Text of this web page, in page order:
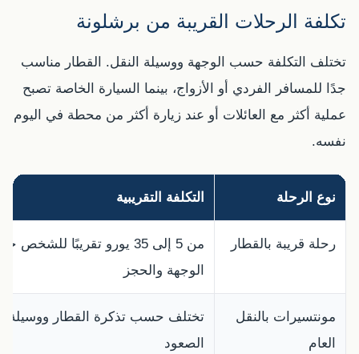
تكلفة الرحلات القريبة من برشلونة
تختلف التكلفة حسب الوجهة ووسيلة النقل. القطار مناسب
جدًا للمسافر الفردي أو الأزواج، بينما السيارة الخاصة تصبح
عملية أكثر مع العائلات أو عند زيارة أكثر من محطة في اليوم
نفسه.
نوع الرحلة التكلفة التقريبية
رحلة قريبة بالقطار
من 5 إلى 35 يورو تقريبًا
الوجهة والحجز
مونتسيرات بالنقل
العام
تختلف حسب تذكرة القطار ووسيلة
الصعود